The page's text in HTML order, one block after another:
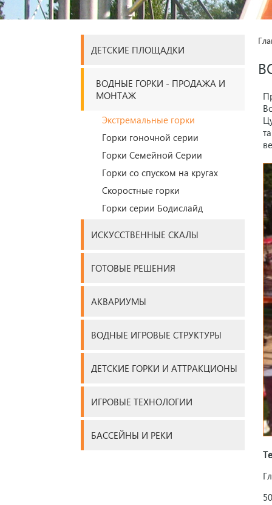
ДЕТСКИЕ ПЛОЩАДКИ
ВОДНЫЕ ГОРКИ - ПРОДАЖА И
МОНТАЖ
Экстремальные горки
Горки гоночной серии
Горки Семейной Серии
Горки со спуском на кругах
Скоростные горки
Горки серии Бодислайд
ИСКУССТВЕННЫЕ СКАЛЫ
ГОТОВЫЕ РЕШЕНИЯ
АКВАРИУМЫ
ВОДНЫЕ ИГРОВЫЕ СТРУКТУРЫ
ДЕТСКИЕ ГОРКИ И АТТРАКЦИОНЫ
ИГРОВЫЕ ТЕХНОЛОГИИ
БАССЕЙНЫ И РЕКИ